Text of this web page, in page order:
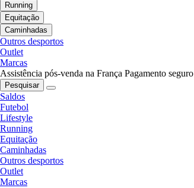
Running
Equitação
Caminhadas
Outros desportos
Outlet
Marcas
Assistência pós-venda na França Pagamento seguro
Pesquisar
Saldos
Futebol
Lifestyle
Running
Equitação
Caminhadas
Outros desportos
Outlet
Marcas